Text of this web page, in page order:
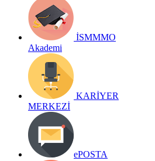
İSMMMO
Akademi
KARİYER
MERKEZİ
ePOSTA